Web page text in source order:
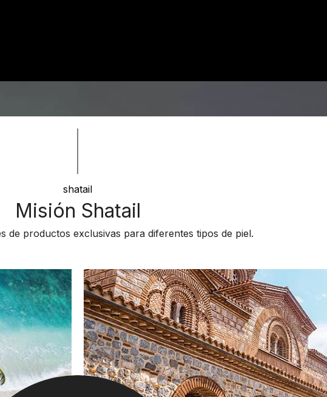
shatail
Misión Shatail
de productos exclusivas para diferentes tipos de piel.